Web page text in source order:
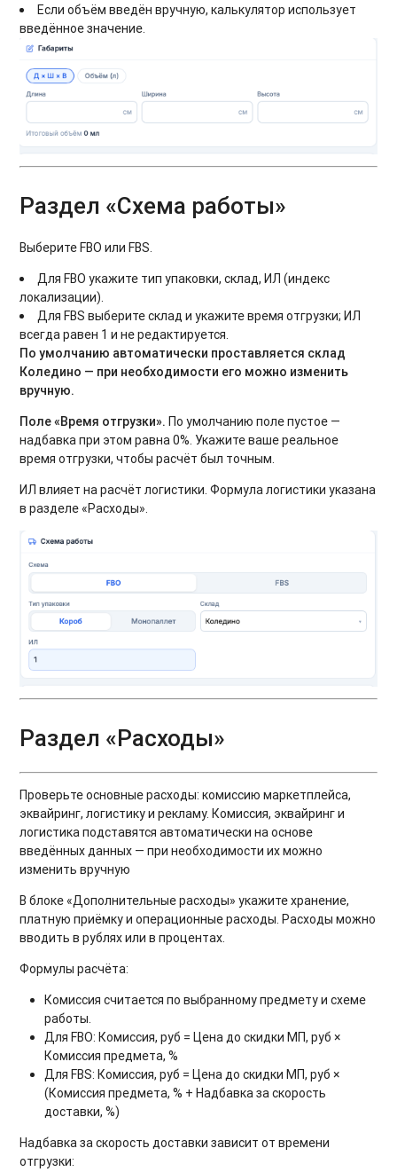
Если объём введён вручную, калькулятор использует
введённое значение.
Раздел «Схема работы»
Выберите FBO или FBS.
Для FBO укажите тип упаковки, склад, ИЛ (индекс
локализации).
Для FBS выберите склад и укажите время отгрузки; ИЛ
всегда равен 1 и не редактируется.
По умолчанию автоматически проставляется склад
Коледино — при необходимости его можно изменить
вручную.
Поле «Время отгрузки». По умолчанию поле пустое —
надбавка при этом равна 0%. Укажите ваше реальное
время отгрузки, чтобы расчёт был точным.
ИЛ влияет на расчёт логистики. Формула логистики указана
в разделе «Расходы».
Раздел «Расходы»
Проверьте основные расходы: комиссию маркетплейса,
эквайринг, логистику и рекламу. Комиссия, эквайринг и
логистика подставятся автоматически на основе
введённых данных — при необходимости их можно
изменить вручную
В блоке «Дополнительные расходы» укажите хранение,
платную приёмку и операционные расходы. Расходы можно
вводить в рублях или в процентах.
Формулы расчёта:
Комиссия считается по выбранному предмету и схеме
работы.
Для FBO: Комиссия, руб = Цена до скидки МП, руб ×
Комиссия предмета, %
Для FBS: Комиссия, руб = Цена до скидки МП, руб ×
(Комиссия предмета, % + Надбавка за скорость
доставки, %)
Надбавка за скорость доставки зависит от времени
отгрузки: